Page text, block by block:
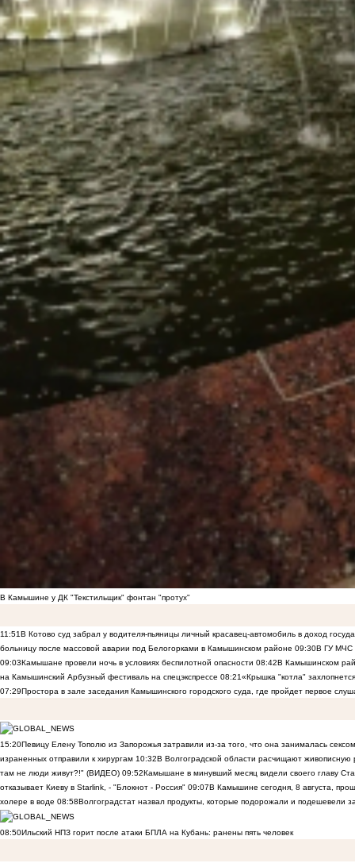
В Камышине у ДК "Текстильщик" фонтан "протух"
11:51В Котово суд забрал у водителя-пьяницы личный красавец-автомобиль в доход
больницу после массовой аварии под Белогорками в Камышинском районе 09:30В ГУ МЧС
09:03Камышане провели ночь в условиях беспилотной опасности 08:42В Камышинском
на Камышинский Арбузный фестиваль на спецэкспрессе 08:21«Крышка "котла"
07:29Простора в зале заседания Камышинского городского суда, где пройдет первое
15:20Певицу Елену Тополю из Запорожья затравили из-за того, что она занималась
израненных отправили к хирургам 10:32В Волгоградской области расчищают
там не люди живут?!" (ВИДЕО) 09:52Камышане в минувший месяц видели своего главу
отказывает Киеву в Starlink, - "Блокнот - Россия" 09:07В Камышине сегодня, 8 августа,
холере в воде 08:58Волгоградстат назвал продукты, которые подорожали и подешевели
08:50Ильский НПЗ горит после атаки БПЛА на Кубань: ранены пять человек